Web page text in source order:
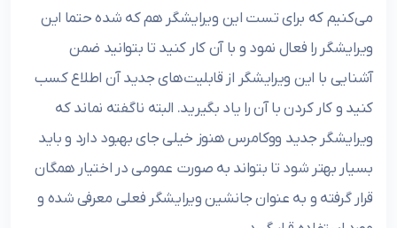
می‌کنیم که برای تست این ویرایشگر هم که شده حتما این
ویرایشگر را فعال نمود و با آن کار کنید تا بتوانید ضمن
آشنایی با این ویرایشگر از قابلیت‌های جدید آن اطلاع کسب
کنید و کار کردن با آن را یاد بگیرید. البته ناگفته نماند که
ویرایشگر جدید ووکامرس هنوز خیلی جای بهبود دارد و باید
بسیار بهتر شود تا بتواند به صورت عمومی در اختیار همگان
قرار گرفته و به عنوان جانشین ویرایشگر فعلی معرفی شده و